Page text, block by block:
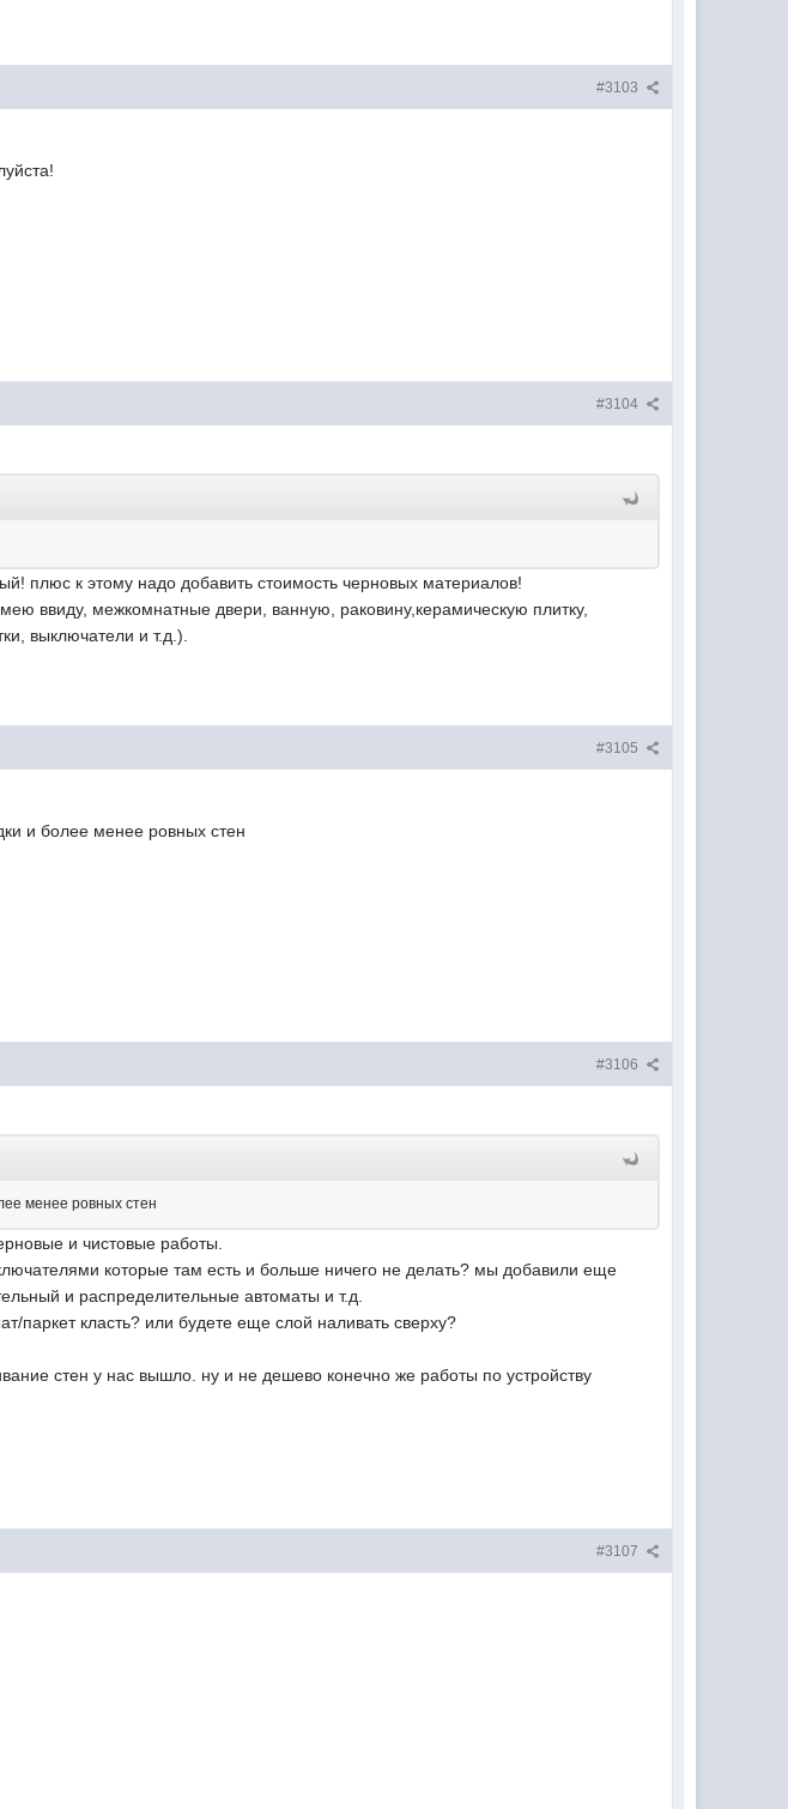
#3103
#3104
плюс к этому надо добавить стоимость черновых материалов!
ввиду, межкомнатные двери, ванную, раковину,керамическую плитку,
выключатели и т.д.).
#3105
и более менее ровных стен
#3106
менее ровных стен
и чистовые работы.
которые там есть и больше ничего не делать? мы добавили еще
и распределительные автоматы и т.д.
паркет класть? или будете еще слой наливать сверху?
стен у нас вышло. ну и не дешево конечно же работы по устройству
#3107